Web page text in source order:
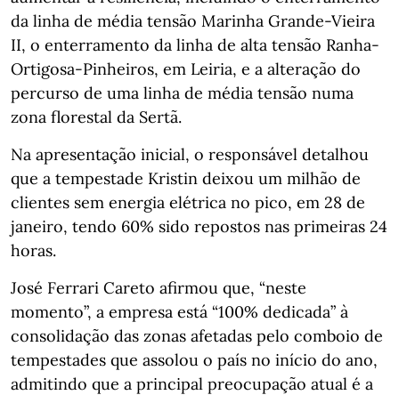
da linha de média tensão Marinha Grande-Vieira
II, o enterramento da linha de alta tensão Ranha-
Ortigosa-Pinheiros, em Leiria, e a alteração do
percurso de uma linha de média tensão numa
zona florestal da Sertã.
Na apresentação inicial, o responsável detalhou
que a tempestade Kristin deixou um milhão de
clientes sem energia elétrica no pico, em 28 de
janeiro, tendo 60% sido repostos nas primeiras 24
horas.
José Ferrari Careto afirmou que, “neste
momento”, a empresa está “100% dedicada” à
consolidação das zonas afetadas pelo comboio de
tempestades que assolou o país no início do ano,
admitindo que a principal preocupação atual é a